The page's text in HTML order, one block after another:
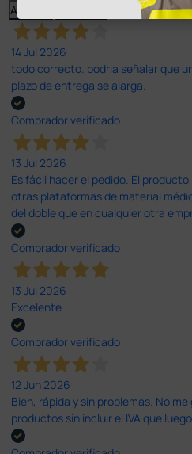
Anterior
14 Jul 2026
todo correcto. podria señalar que
plazo de entrega se alarga.
Comprador verificado
13 Jul 2026
Es fácil hacer el pedido. El
otras plataformas de material
del doble que en cualquier otra
Comprador verificado
13 Jul 2026
Excelente
Comprador verificado
12 Jun 2026
Bien, rápida y sin problemas. No
productos sin incluir el IVA que